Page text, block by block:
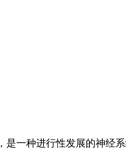
，是一种进行性发展的神经